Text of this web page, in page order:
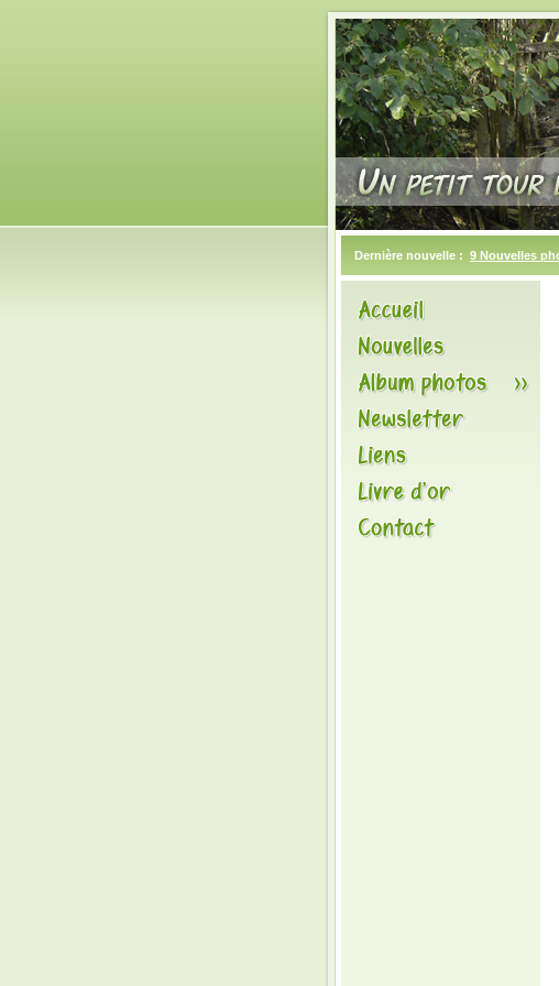
Dernière nouvelle : 9 Nouvelles